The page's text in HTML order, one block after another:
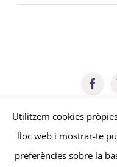
© Copyright2026 |
Utilitzem cookies
lloc web i mostrar-te
preferències sobre la